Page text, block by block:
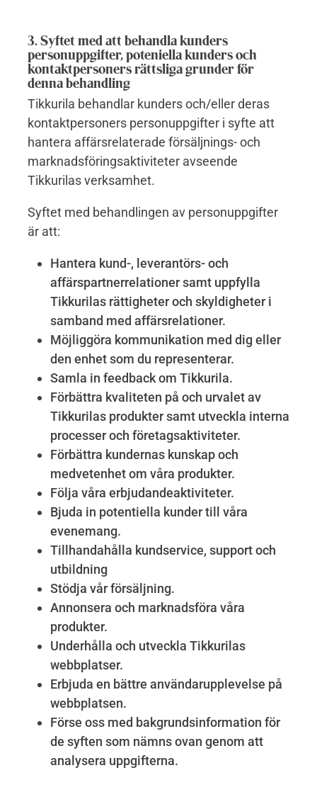
3. Syftet med att behandla kunders
personuppgifter, poteniella kunders och
kontaktpersoners rättsliga grunder för
denna behandling
Tikkurila behandlar kunders och/eller deras
kontaktpersoners personuppgifter i syfte att
hantera affärsrelaterade försäljnings- och
marknadsföringsaktiviteter avseende
Tikkurilas verksamhet.
Syftet med behandlingen av personuppgifter
är att:
Hantera kund-, leverantörs- och
affärspartnerrelationer samt uppfylla
Tikkurilas rättigheter och skyldigheter i
samband med affärsrelationer.
Möjliggöra kommunikation med dig eller
den enhet som du representerar.
Samla in feedback om Tikkurila.
Förbättra kvaliteten på och urvalet av
Tikkurilas produkter samt utveckla interna
processer och företagsaktiviteter.
Förbättra kundernas kunskap och
medvetenhet om våra produkter.
Följa våra erbjudandeaktiviteter.
Bjuda in potentiella kunder till våra
evenemang.
Tillhandahålla kundservice, support och
utbildning
Stödja vår försäljning.
Annonsera och marknadsföra våra
produkter.
Underhålla och utveckla Tikkurilas
webbplatser.
Erbjuda en bättre användarupplevelse på
webbplatsen.
Förse oss med bakgrundsinformation för
de syften som nämns ovan genom att
analysera uppgifterna.